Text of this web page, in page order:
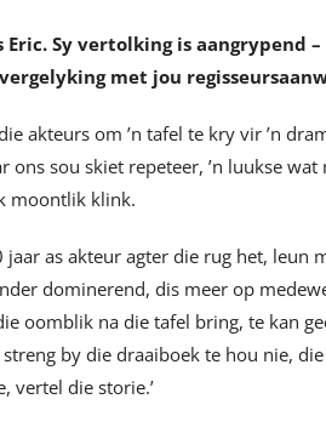
Eric. Sy vertolking is
met jou
akteurs om ’n tafel te kry vir ’n
ons sou skiet repeteer, ’n luukse
moontlik klink.
jaar as akteur agter die rug het, leun
dominerend, dis meer op
oomblik na die tafel bring, te kan
by die draaiboek te hou nie,
vertel die storie.’